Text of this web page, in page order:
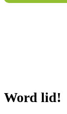
Word lid!